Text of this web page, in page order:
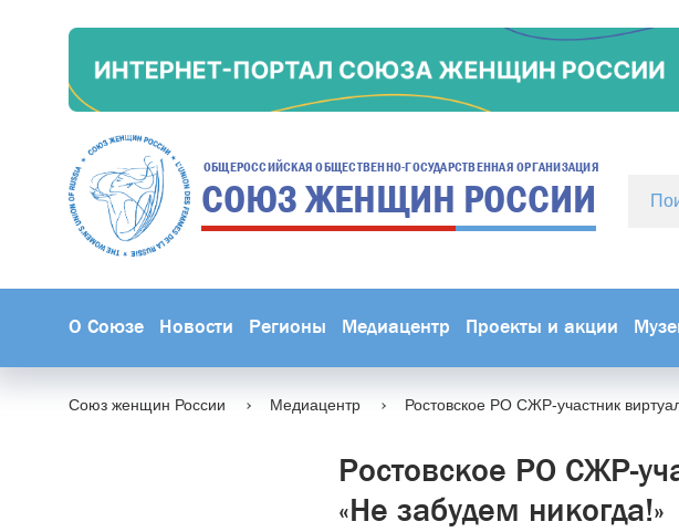
ОБЩЕРОССИЙСКАЯ ОБЩЕСТВЕННО-ГОСУДАРСТВЕННАЯ ОРГАНИЗАЦИЯ
СОЮЗ ЖЕНЩИН РОССИИ
О Союзе Новости Регионы Медиацентр Проекты и акции
Союз женщин России Медиацентр Ростовское РО СЖР-участник
Ростовское РО СЖР-
«Не забудем никогда!»